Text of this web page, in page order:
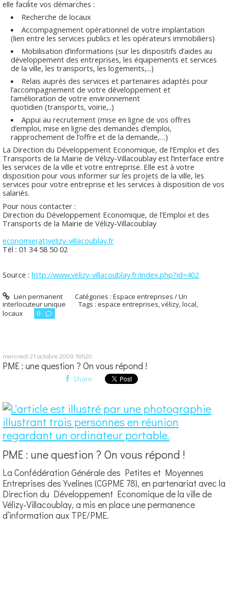
elle facilite vos démarches :
Recherche de locaux
Accompagnement opérationnel de votre implantation
(lien entre les services publics et les opérateurs immobiliers)
Mobilisation d’informations (sur les dispositifs d’aides au
développement des entreprises, les équipements et services
de la ville, les transports, les logements,...)
Relais auprès des services et partenaires adaptés pour
l’accompagnement de votre développement et
l’amélioration de votre environnement
quotidien (transports, voirie,..)
Appui au recrutement (mise en ligne de vos offres
d’emploi, mise en ligne des demandes d’emploi,
rapprochement de l’offre et de la demande,…)
La Direction du Développement Economique, de l’Emploi et des
Transports de la Mairie de Vélizy-Villacoublay est l’interface entre
les services de la ville et votre entreprise. Elle est à votre
disposition pour vous informer sur les projets de la ville, les
services pour votre entreprise et les services à disposition de vos
salariés.
Pour nous contacter :
Direction du Développement Economique, de l’Emploi et des
Transports de la Mairie de Vélizy-Villacoublay
economie(at)velizy-villacoublay.fr
Tél : 01 34 58 50 02
Source : http://www.velizy-villacoublay.fr/index.php?id=402
Lien permanent Catégories :Espace entreprises / Un
interlocuteur unique
Tags : espace entreprises,vélizy,local,
locaux
0
mercredi 21 octobre 2009 18h20
PME : une question ? On vous répond !
Share
PME : une question ? On vous répond !
La Confédération Générale des Petites et Moyennes
Entreprises des Yvelines (CGPME 78), en partenariat avec la
Direction du Développement Economique de la ville de
Vélizy-Villacoublay, a mis en place une permanence
d’information aux TPE/PME.